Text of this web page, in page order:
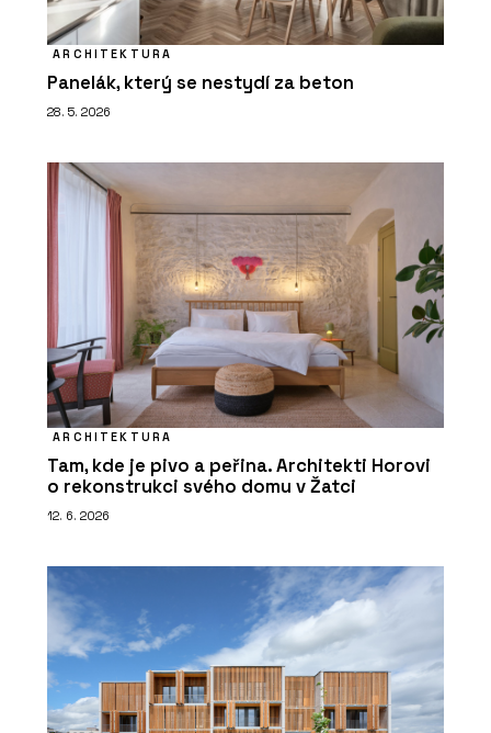
ARCHITEKTURA
Panelák, který se nestydí za beton
28. 5. 2026
ARCHITEKTURA
Tam, kde je pivo a peřina. Architekti Horovi
o rekonstrukci svého domu v Žatci
12. 6. 2026